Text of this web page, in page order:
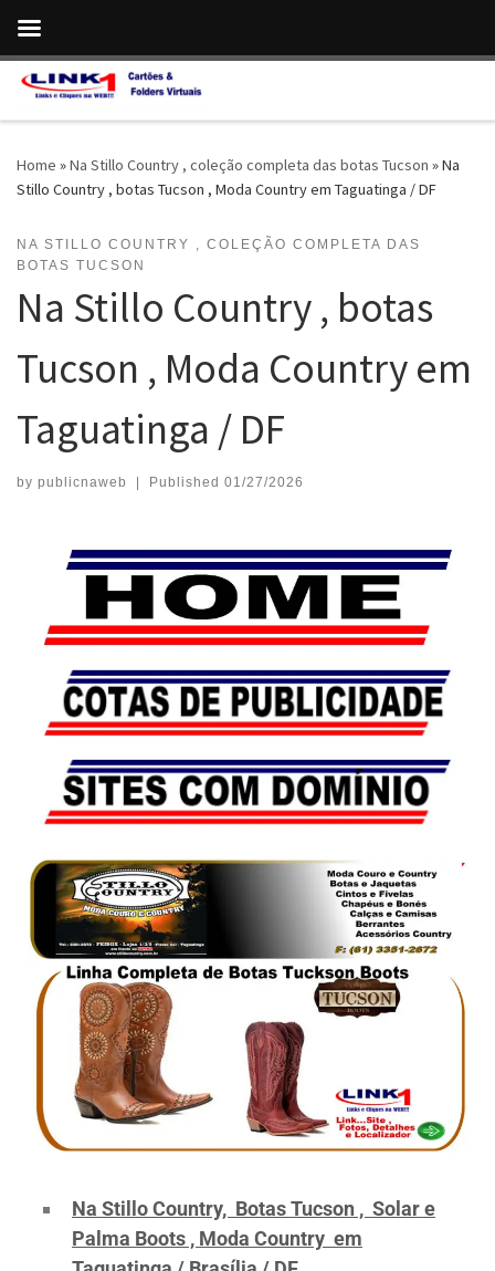
Skip to content
Home »Na Stillo Country , coleção completa das botas Tucson »Na
Stillo Country , botas Tucson , Moda Country em Taguatinga / DF
NA STILLO COUNTRY , COLEÇÃO COMPLETA DAS
BOTAS TUCSON
Na Stillo Country , botas
Tucson , Moda Country em
Taguatinga / DF
by publicnaweb | Published 01/27/2026
Na Stillo Country, Botas Tucson , Solar e
Palma Boots , Moda Country em